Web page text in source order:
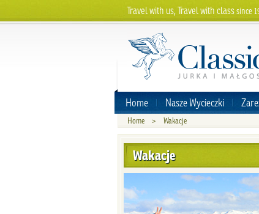
Travel with us, Travel with classsince
Home Nasze Wycieczki
Home > Wakacje
Wakacje